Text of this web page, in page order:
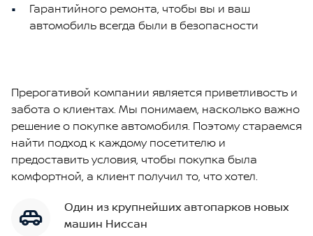
Гарантийного ремонта, чтобы вы и ваш
автомобиль всегда были в безопасности
Прерогативой компании является приветливость и
забота о клиентах. Мы понимаем, насколько важно
решение о покупке автомобиля. Поэтому стараемся
найти подход к каждому посетителю и
предоставить условия, чтобы покупка была
комфортной, а клиент получил то, что хотел.
Один из крупнейших автопарков новых
машин Ниссан